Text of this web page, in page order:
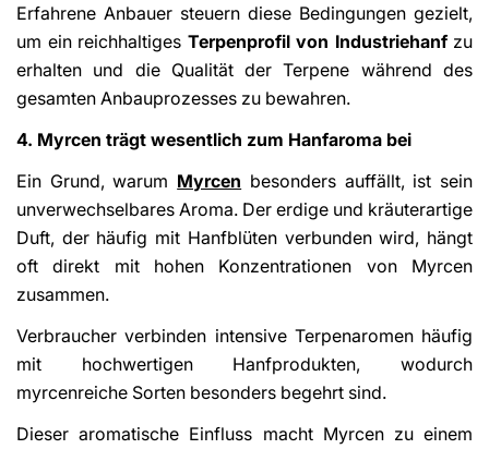
Erfahrene Anbauer steuern diese Bedingungen gezielt,
um ein reichhaltiges Terpenprofil von Industriehanfzu
erhalten und die Qualität der Terpene während des
gesamten Anbauprozesses zu bewahren.
4. Myrcen trägt wesentlich zum Hanfaroma bei
Ein Grund, warum Myrcen besonders auffällt, ist sein
unverwechselbares Aroma. Der erdige und kräuterartige
Duft, der häufig mit Hanfblüten verbunden wird, hängt
oft direkt mit hohen Konzentrationen von Myrcen
zusammen.
Verbraucher verbinden intensive Terpenaromen häufig
mit hochwertigen Hanfprodukten, wodurch
myrcenreiche Sorten besonders begehrt sind.
Dieser aromatische Einfluss macht Myrcen zu einem